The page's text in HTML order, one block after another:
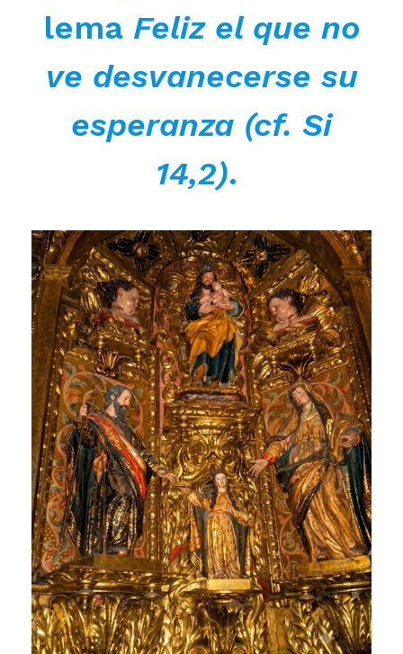
lema Feliz el que no
ve desvanecerse su
esperanza (cf. Si
14,2).